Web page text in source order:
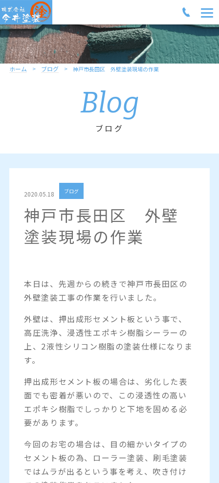
ホーム ブログ 神戸市長田区 外壁塗装現場の作業
Blog
ブログ
2020.05.18 ブログ
神戸市長田区 外壁
塗装現場の作業
本日は、先週からの続きで神戸市長田区の
外壁塗装工事の作業を行いました。
外壁は、押出成形セメント板という事で、
高圧洗浄、浸透性エポキシ樹脂シーラーの
上、2液性シリコン樹脂の塗装仕様になりま
す。
押出成形セメント板の場合は、劣化した表
面でも密着が悪いので、この浸透性の高い
エポキシ樹脂でしっかりと下地を固める必
要があります。
今回のお宅の場合は、目の細かいタイプの
セメント板の為、ローラー塗装、刷毛塗装
ではムラが出るという事を考え、吹き付け